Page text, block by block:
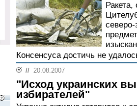
Ракета,
Консенсуса достичь не
// 20.08.2007
"Исход украинских
избирателей"